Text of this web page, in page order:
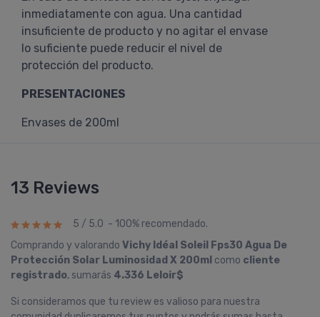
inmediatamente con agua. Una cantidad
insuficiente de producto y no agitar el envase
lo suficiente puede reducir el nivel de
protección del producto.
PRESENTACIONES
Envases de 200ml
13 Reviews
5 / 5.0 - 100% recomendado.
Comprando y valorando Vichy Idéal Soleil Fps30 Agua De
Protección Solar Luminosidad X 200ml como cliente
registrado, sumarás 4.336 Leloir$
Si consideramos que tu review es valioso para nuestra